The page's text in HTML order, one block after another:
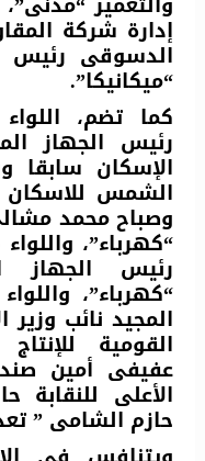
إدارة شركة
الدسوقى رئيس
“ميكانيكا”.
كما تضم،
رئيس الجهاز
الإسكان
الشمس للاسكان
وصباح محمد
“كهرباء”،
رئيس الجهاز
“كهرباء”،
المجيد نائب وزير
القومية
عفيفى أمين
الأعلى للنقابة
حازم الشامى ”